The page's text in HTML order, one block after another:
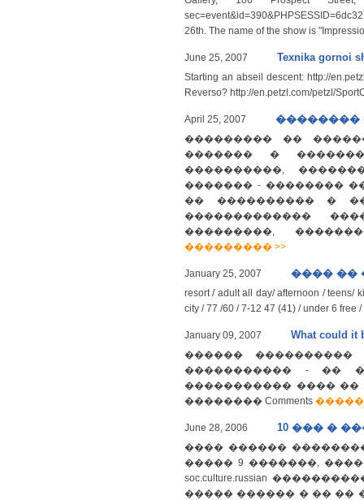
26th. The name of the show is
June 25, 2007 Texnika gornoi
Starting an abseil descent: http://
Reverso? http://en.petzl.com/petzl/
April 25, 2007 ��������
��������� ��
������� �
����������,
������� - ��������
�� ���������� �
�������������
���������,
��������� >>
January 25, 2007 ���� ��
resort / adult all day/ afternoon / teens/
city / 77 /60 / 7-12 47 (41) / under 6 free
January 09, 2007 What could it
������
����������� - ��
����������� ���� ��
�������� Comments
June 28, 2006 10 ��� �
���� ������
����� 9 �������,
soc.culture.russian
����� ������ � �� ��